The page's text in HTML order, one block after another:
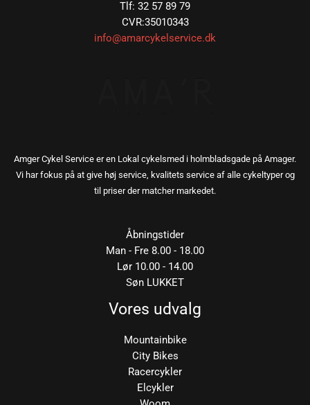
Tlf: 32 57 89 79
CVR:35010343
info@amarcykelservice.dk
Amger Cykel Service er en Lokal cykelsmed i holmbladsgade på Amager.
Vi har fokus på at give høj service, kvalitets service af alle cykeltyper og
til priser der matcher markedet.
Åbningstider
Man - Fre 8.00 - 18.00
Lør 10.00 - 14.00
Søn LUKKET
Vores udvalg
Mountainbike
City Bikes
Racercykler
Elcykler